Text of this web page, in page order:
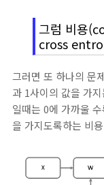
그럼 비용
cross
그러면 또 하나의 문
과 1사이의 값을 가
일때는 0에 가까울
을 가지도록하는 비